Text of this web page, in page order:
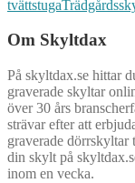
tvättstuga
Om Skyltdax
På skyltdax.se hittar
graverade skyltar
över 30 års
strävar efter att
graverade dörrskyltar
din skylt på
inom en vecka.